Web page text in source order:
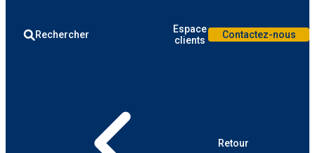
Rechercher
Espace
clients
Contactez-nous
Retour